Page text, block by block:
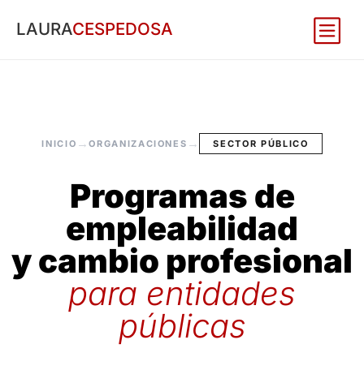
LAURACESPEDOSA
INICIO →ORGANIZACIONES → SECTOR PÚBLICO
Programas de
empleabilidad
y cambio profesional
para entidades
públicas